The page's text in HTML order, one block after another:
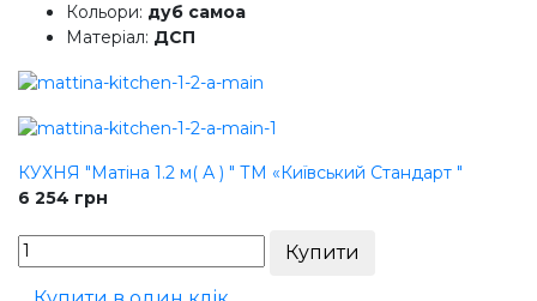
Кольори: дуб самоа
Матеріал: ДСП
КУХНЯ "Матіна 1.2 м( А ) " ТМ «Київський Стандарт "
6 254 грн